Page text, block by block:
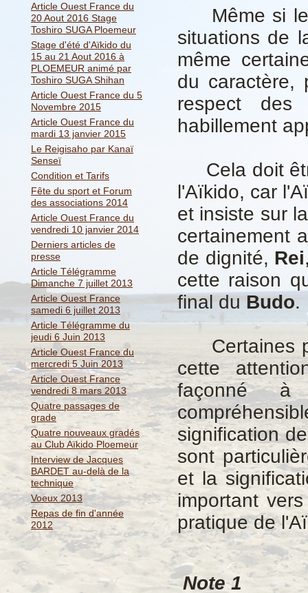
Article Ouest France du
20 Aout 2016 Stage
Toshiro SUGA Ploemeur
Stage d'été d'Aïkido du
15 au 21 Aout 2016 à
PLOEMEUR animé par
Toshiro SUGA Shihan
Article Ouest France du 5
Novembre 2015
Article Ouest France du
mardi 13 janvier 2015
Le Reigisaho par Kanaï
Senseï
Condition et Tarifs
Fête du sport et Forum
des associations 2014
Article Ouest France du
vendredi 10 janvier 2014
Derniers articles de
presse
Article Télégramme
Dimanche 7 juillet 2013
Article Ouest France
samedi 6 juillet 2013
Article Télégramme du
jeudi 6 Juin 2013
Article Ouest France du
mercredi 5 Juin 2013
Article Ouest France
vendredi 8 mars 2013
Quatre passages de
grade
Quatre nouveaux gradés
au Club Aïkido Ploemeur
Interview de Jacques
BARDET au-delà de la
technique
Voeux 2013
Repas de fin d'année
2012
Même si les
situations de
même
du caractère,
respect des
habillement
Cela doit
l'Aïkido, car
et insiste sur
certainement
de dignité, Rei
cette raison
final du Budo.
Certaines
cette
façonné à
signification
sont
et la
important
pratique de
Note 1